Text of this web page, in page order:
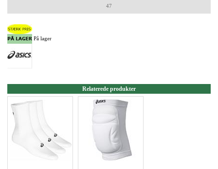
47
På lager
Relaterede produkter